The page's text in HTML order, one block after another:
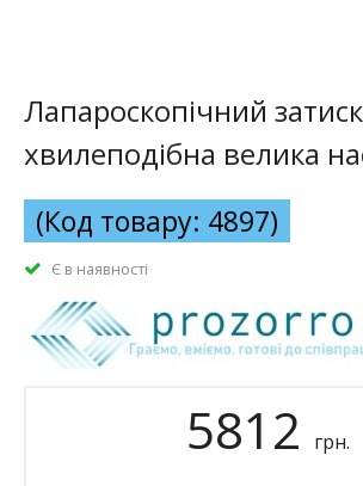
Лапароскопічний
хвилеподібна велика
(Код товару: 4897)
Є в наявності
5812 грн.